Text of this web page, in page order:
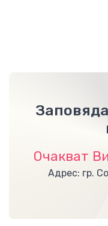
Очакват
Адрес: гр.